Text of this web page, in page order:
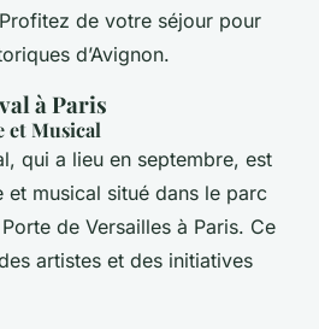
Profitez de votre séjour pour
d’Avignon.
à Paris
et Musical
qui a lieu en septembre, est
musical situé dans le parc
de Versailles à Paris. Ce
artistes et des initiatives